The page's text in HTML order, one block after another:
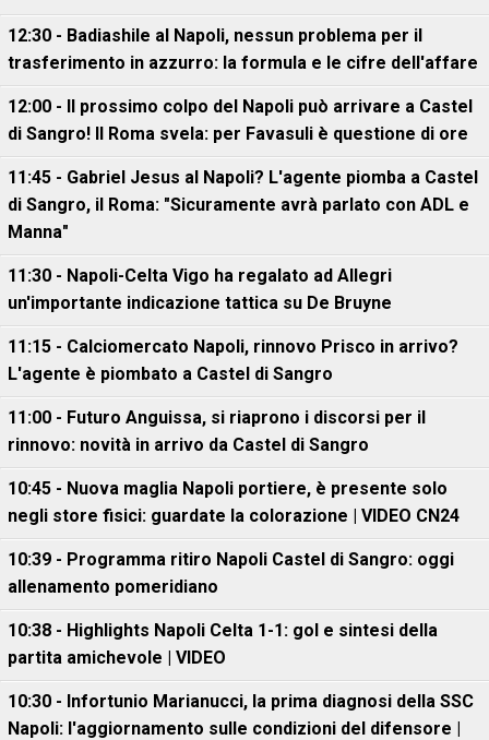
12:30 - Badiashile al Napoli, nessun problema per il
trasferimento in azzurro: la formula e le cifre dell'affare
12:00 - Il prossimo colpo del Napoli può arrivare a Castel
di Sangro! Il Roma svela: per Favasuli è questione di ore
11:45 - Gabriel Jesus al Napoli? L'agente piomba a Castel
di Sangro, il Roma: "Sicuramente avrà parlato con ADL e
Manna"
11:30 - Napoli-Celta Vigo ha regalato ad Allegri
un'importante indicazione tattica su De Bruyne
11:15 - Calciomercato Napoli, rinnovo Prisco in arrivo?
L'agente è piombato a Castel di Sangro
11:00 - Futuro Anguissa, si riaprono i discorsi per il
rinnovo: novità in arrivo da Castel di Sangro
10:45 - Nuova maglia Napoli portiere, è presente solo
negli store fisici: guardate la colorazione | VIDEO CN24
10:39 - Programma ritiro Napoli Castel di Sangro: oggi
allenamento pomeridiano
10:38 - Highlights Napoli Celta 1-1: gol e sintesi della
partita amichevole | VIDEO
10:30 - Infortunio Marianucci, la prima diagnosi della SSC
Napoli: l'aggiornamento sulle condizioni del difensore |